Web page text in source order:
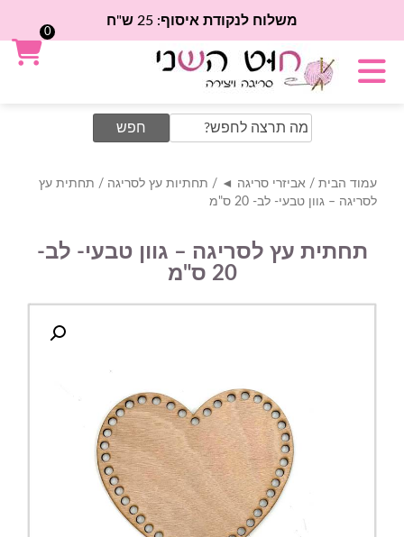
משלוח לנקודת איסוף: 25 ש"ח
Search
for:
עמוד הבית / אביזרי סריגה ◄ / תחתיות עץ לסריגה / תחתית עץ
לסריגה – גוון טבעי- לב- 20 ס"מ
תחתית עץ לסריגה – גוון טבעי- לב-
20 ס"מ
0